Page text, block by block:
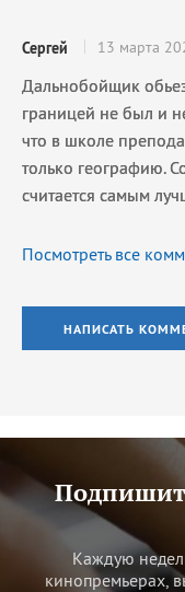
Сергей 13 марта
Дальнобойщик
границей не был и
что в школе
только географию.
считается самым
Посмотреть все
НАПИСАТЬ
Каждую
кинопремьерах,